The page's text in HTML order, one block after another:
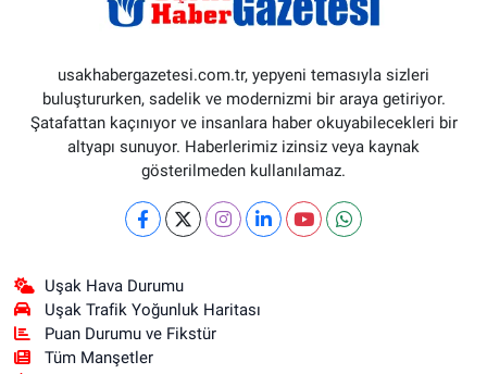
usakhabergazetesi.com.tr, yepyeni temasıyla sizleri
buluştururken, sadelik ve modernizmi bir araya getiriyor.
Şatafattan kaçınıyor ve insanlara haber okuyabilecekleri bir
altyapı sunuyor. Haberlerimiz izinsiz veya kaynak
gösterilmeden kullanılamaz.
Uşak Hava Durumu
Uşak Trafik Yoğunluk Haritası
Puan Durumu ve Fikstür
Tüm Manşetler